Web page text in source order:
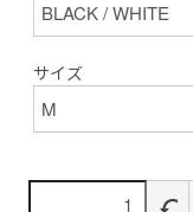
サイズ